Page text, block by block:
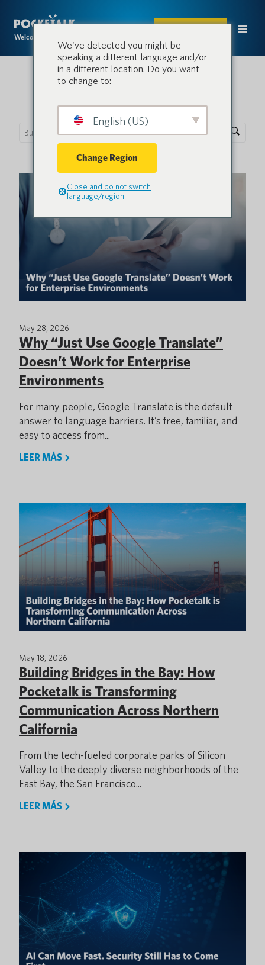
Welcome to the conversation.
COMPRAR
Blog de bolsillo
May 28, 2026
Why “Just Use Google Translate”
Doesn’t Work for Enterprise
Environments
For many people, Google Translate is the default
answer to language barriers. It’s free, familiar, and
easy to access from...
LEER MÁS
May 18, 2026
Building Bridges in the Bay: How
Pocketalk is Transforming
Communication Across Northern
California
From the tech-fueled corporate parks of Silicon
Valley to the deeply diverse neighborhoods of the
East Bay, the San Francisco...
LEER MÁS
We've detected you might be
speaking a different language and/or
in a different location. Do you want
to change to:
English (US)
Change Region
Close and do not switch
language/region